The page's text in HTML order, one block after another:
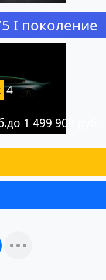
I поколение
4
1 499 900 руб.